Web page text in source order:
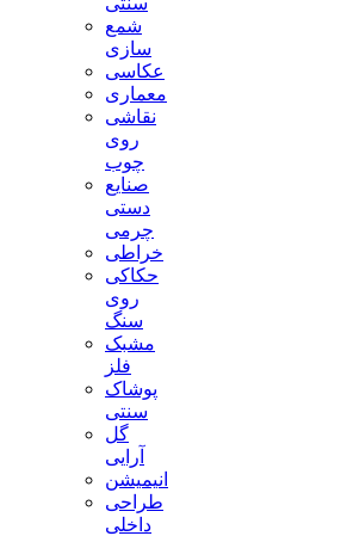
شمع
سازی
عکاسی
معماری
نقاشی
روی
چوب
صنایع
دستی
چرمی
خراطی
حکاکی
روی
سنگ
مشبک
فلز
پوشاک
سنتی
گل
آرایی
انیمیشن
طراحی
داخلی